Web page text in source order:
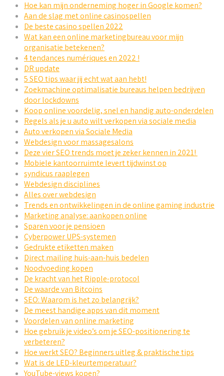
Hoe kan mijn onderneming hoger in Google komen?
Aan de slag met online casinospellen
De beste casino spellen 2022
Wat kan een online marketingbureau voor mijn
organisatie betekenen?
4 tendances numériques en 2022 !
DR update
5 SEO tips waar jij echt wat aan hebt!
Zoekmachine optimalisatie bureaus helpen bedrijven
door lockdowns
Koop online voordelig, snel en handig auto-onderdelen
Regels als je u auto wilt verkopen via sociale media
Auto verkopen via Sociale Media
Webdesign voor massagesalons
Deze vier SEO trends moet je zeker kennen in 2021!
Mobiele kantoorruimte levert tijdwinst op
syndicus raaplegen
Webdesign disciplines
Alles over webdesign
Trends en ontwikkelingen in de online gaming industrie
Marketing analyse: aankopen online
Sparen voor je pensioen
Cyberpower UPS-systemen
Gedrukte etiketten maken
Direct mailing huis-aan-huis bedelen
Noodvoeding kopen
De kracht van het Ripple-protocol
De waarde van Bitcoins
SEO: Waarom is het zo belangrijk?
De meest handige apps van dit moment
Voordelen van online marketing
Hoe gebruik je video’s om je SEO-positionering te
verbeteren?
Hoe werkt SEO? Beginners uitleg & praktische tips
Wat is de LED-kleurtemperatuur?
YouTube-views kopen?